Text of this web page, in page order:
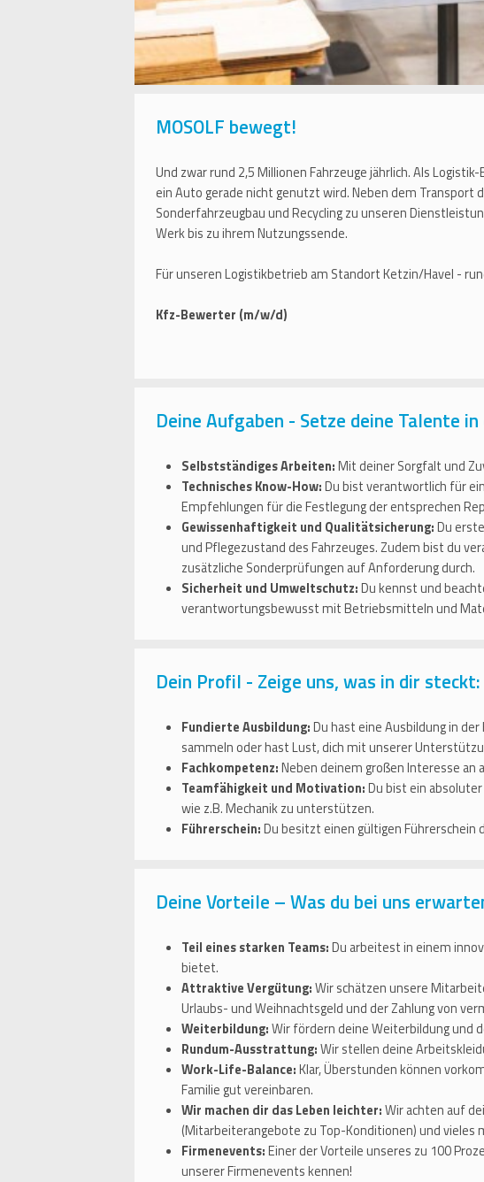
MOSOLF bewegt!
Und zwar rund 2,5 Millionen Fahrzeuge jährlich. Als
ein Auto gerade nicht genutzt wird. Neben dem
Sonderfahrzeugbau und Recycling zu unseren
Werk bis zu ihrem Nutzungssende.
Für unseren Logistikbetrieb am Standort Ketzin/Havel -
Kfz-Bewerter (m/w/d)
Deine Aufgaben - Setze deine Talente
Selbstständiges Arbeiten:Mit deiner Sorgfalt und
Technisches Know-How:Du bist verantwortlich für
Empfehlungen für die Festlegung der entsprechen
Gewissenhaftigkeit und Qualitätsicherung:Du
und Pflegezustand des Fahrzeuges. Zudem bist du
zusätzliche Sonderprüfungen auf Anforderung durch.
Sicherheit und Umweltschutz:Du kennst und
verantwortungsbewusst mit Betriebsmitteln und
Dein Profil - Zeige uns, was in dir steckt:
Fundierte Ausbildung:Du hast eine Ausbildung in
sammeln oder hast Lust, dich mit unserer
Fachkompetenz:Neben deinem großen Interesse
Teamfähigkeit und Motivation:Du bist ein
wie z.B. Mechanik zu unterstützen.
Führerschein:Du besitzt einen gültigen Führerschein
Deine Vorteile – Was du bei uns
Teil eines starken Teams:Du arbeitest in einem
bietet.
Attraktive Vergütung:Wir schätzen unsere
Urlaubs- und Weihnachtsgeld und der Zahlung von
Weiterbildung:Wir fördern deine Weiterbildung und
Rundum-Ausstrattung:Wir stellen deine
Work-Life-Balance:Klar, Überstunden können
Familie gut vereinbaren.
Wir machen dir das Leben leichter:Wir achten auf
(Mitarbeiterangebote zu Top-Konditionen) und vieles
Firmenevents:Einer der Vorteile unseres zu 100
unserer Firmenevents kennen!